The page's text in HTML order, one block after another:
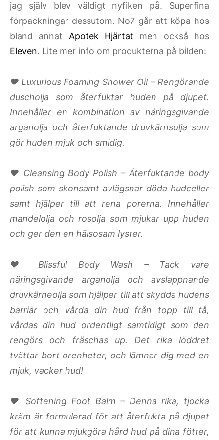
jag själv blev väldigt nyfiken på. Superfina
förpackningar dessutom. No7 går att köpa hos
bland annat Apotek Hjärtat men också hos
Eleven. Lite mer info om produkterna på bilden:
♥ Luxurious Foaming Shower Oil – Rengörande
duscholja som återfuktar huden på djupet.
Innehåller en kombination av näringsgivande
arganolja och återfuktande druvkärnsolja som
gör huden mjuk och smidig.
♥ Cleansing Body Polish – Återfuktande body
polish som skonsamt avlägsnar döda hudceller
samt hjälper till att rena porerna. Innehåller
mandelolja och rosolja som mjukar upp huden
och ger den en hälsosam lyster.
♥ Blissful Body Wash – Tack vare
näringsgivande arganolja och avslappnande
druvkärneolja som hjälper till att skydda hudens
barriär och vårda din hud från topp till tå,
vårdas din hud ordentligt samtidigt som den
rengörs och fräschas up. Det rika löddret
tvättar bort orenheter, och lämnar dig med en
mjuk, vacker hud!
♥ Softening Foot Balm – Denna rika, tjocka
kräm är formulerad för att återfukta på djupet
för att kunna mjukgöra hård hud på dina fötter,